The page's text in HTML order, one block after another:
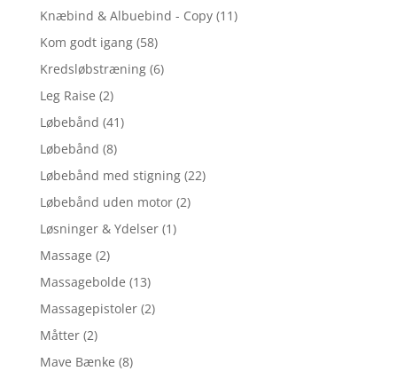
Knæbind & Albuebind - Copy (11)
Kom godt igang (58)
Kredsløbstræning (6)
Leg Raise (2)
Løbebånd (41)
Løbebånd (8)
Løbebånd med stigning (22)
Løbebånd uden motor (2)
Løsninger & Ydelser (1)
Massage (2)
Massagebolde (13)
Massagepistoler (2)
Måtter (2)
Mave Bænke (8)